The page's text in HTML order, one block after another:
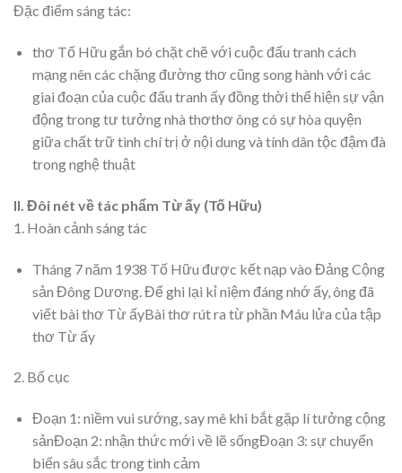
Đặc điểm sáng tác:
thơ Tố Hữu gắn bó chặt chẽ với cuộc đấu tranh cách
mạng nên các chặng đường thơ cũng song hành với các
giai đoạn của cuộc đấu tranh ấy đồng thời thể hiện sự vận
động trong tư tưởng nhà thơthơ ông có sự hòa quyện
giữa chất trữ tình chí trị ở nội dung và tính dân tộc đậm đà
trong nghệ thuật
II. Đôi nét về tác phẩm Từ ấy (Tố Hữu)
1. Hoàn cảnh sáng tác
Tháng 7 năm 1938 Tố Hữu được kết nạp vào Đảng Cộng
sản Đông Dương. Để ghi lại kỉ niệm đáng nhớ ấy, ông đã
viết bài thơ Từ ấyBài thơ rút ra từ phần Máu lửa của tập
thơ Từ ấy
2. Bố cục
Đoạn 1: niềm vui sướng, say mê khi bắt gặp lí tưởng cộng
sảnĐoạn 2: nhận thức mới về lẽ sốngĐoạn 3: sự chuyển
biến sâu sắc trong tình cảm